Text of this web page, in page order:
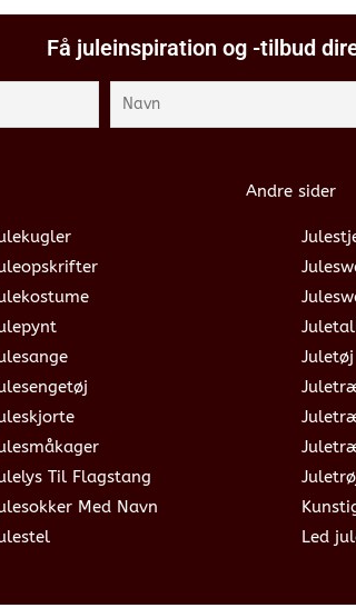
Få juleinspiration og -tilbud
Andre sider
Til Flagstang
Med Navn
Juletøj
Led